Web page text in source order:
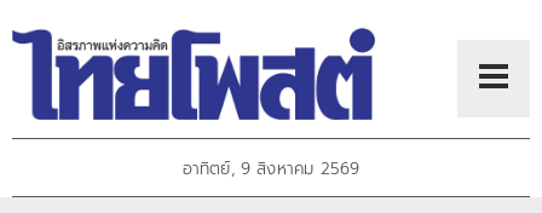
อาทิตย์, 9 สิงหาคม 2569